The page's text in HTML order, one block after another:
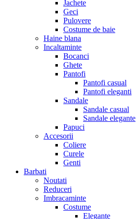
Jachete
Geci
Pulovere
Costume de baie
Haine blana
Incaltaminte
Bocanci
Ghete
Pantofi
Pantofi casual
Pantofi eleganti
Sandale
Sandale casual
Sandale elegante
Papuci
Accesorii
Coliere
Curele
Genti
Barbati
Noutati
Reduceri
Imbracaminte
Costume
Elegante